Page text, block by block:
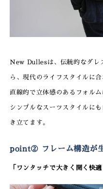
New Dullesは、伝統的なダレ
ら、現代のライフスタイルに
直線的で立体感のあるフォル
シンプルなスーツスタイルに
き立てます。
point② フレーム構造が
「ワンタッチで大きく開く快適